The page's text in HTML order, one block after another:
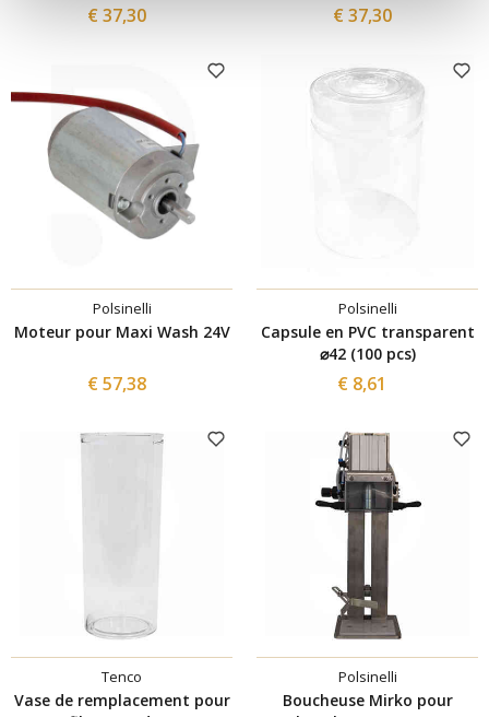
€ 37,30 € 37,30
Polsinelli
Moteur pour Maxi Wash 24V
€ 57,38
Polsinelli
Capsule en PVC transparent
⌀42 (100 pcs)
€ 8,61
Tenco
Vase de remplacement pour
Polsinelli
Boucheuse Mirko pour